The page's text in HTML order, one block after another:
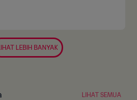
LEBIH BANYAK
LIHAT SEMUA